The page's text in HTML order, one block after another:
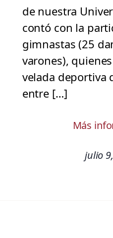
de nuestra
contó con la
gimnastas (25
varones),
velada deportiva
entre […]
Más
julio